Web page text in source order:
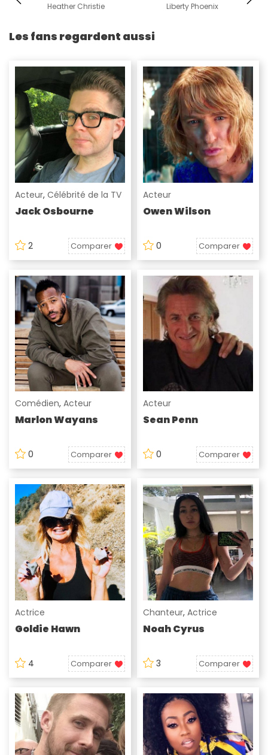
Liberty Phoenix
Heather Christie
Les fans regardent aussi
Acteur, Célébrité de la TV
Jack Osbourne
2 Comparer
Acteur
Owen Wilson
0 Comparer
Comédien, Acteur
Marlon Wayans
0 Comparer
Acteur
Sean Penn
0 Comparer
Actrice
Goldie Hawn
4 Comparer
Chanteur, Actrice
Noah Cyrus
3 Comparer